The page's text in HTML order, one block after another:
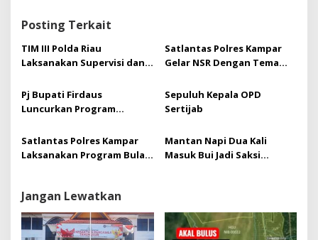
s
Posting Terkait
TIM III Polda Riau
Laksanakan Supervisi dan
Brata Lancang Kuning 2023
– 2024
Satlantas Polres Kampar
Gelar NSR Dengan Tema
Lintas Agar Tercipta Pemilu
Yang Damai
Pj Bupati Firdaus
Luncurkan Program
bagi Warga Kampar
Sepuluh Kepala OPD
Sertijab
Satlantas Polres Kampar
Laksanakan Program Bulan
Mantan Napi Dua Kali
Masuk Bui Jadi Saksi
Jangan Lewatkan